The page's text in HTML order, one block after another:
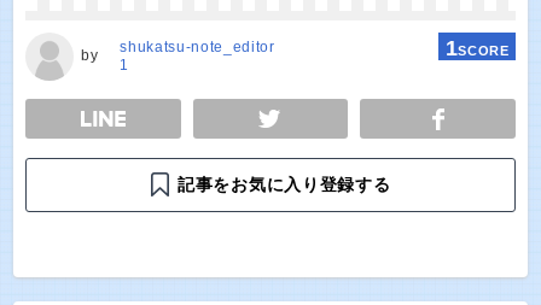
by
shukatsu-note_editor
1
1SCORE
TWEET
記事をお気に入り登録する